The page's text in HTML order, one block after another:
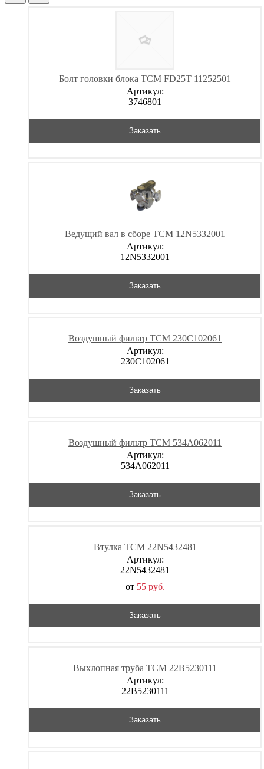
Болт головки блока TCM FD25T 11252501
Артикул:
3746801
Заказать
Ведущий вал в сборе TCM 12N5332001
Артикул:
12N5332001
Заказать
Воздушный фильтр TCM 230C102061
Артикул:
230C102061
Заказать
Воздушный фильтр TCM 534A062011
Артикул:
534A062011
Заказать
Втулка TCM 22N5432481
Артикул:
22N5432481
от 55 руб.
Заказать
Выхлопная труба TCM 22B5230111
Артикул:
22B5230111
Заказать